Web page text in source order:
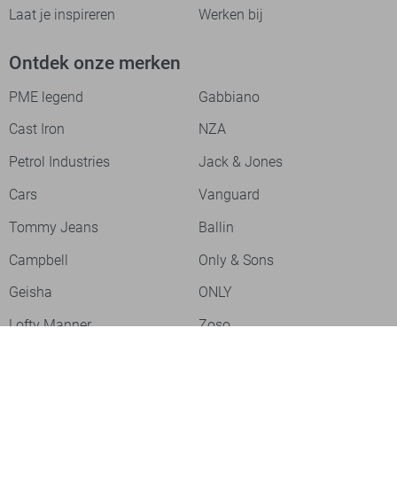
Laat je inspireren Werken bij
Ontdek onze merken
PME legend
Gabbiano
Cast Iron
NZA
Petrol Industries
Jack & Jones
Cars
Vanguard
Tommy Jeans
Ballin
Campbell
Only & Sons
Geisha
ONLY
Lofty Manner
Zoso